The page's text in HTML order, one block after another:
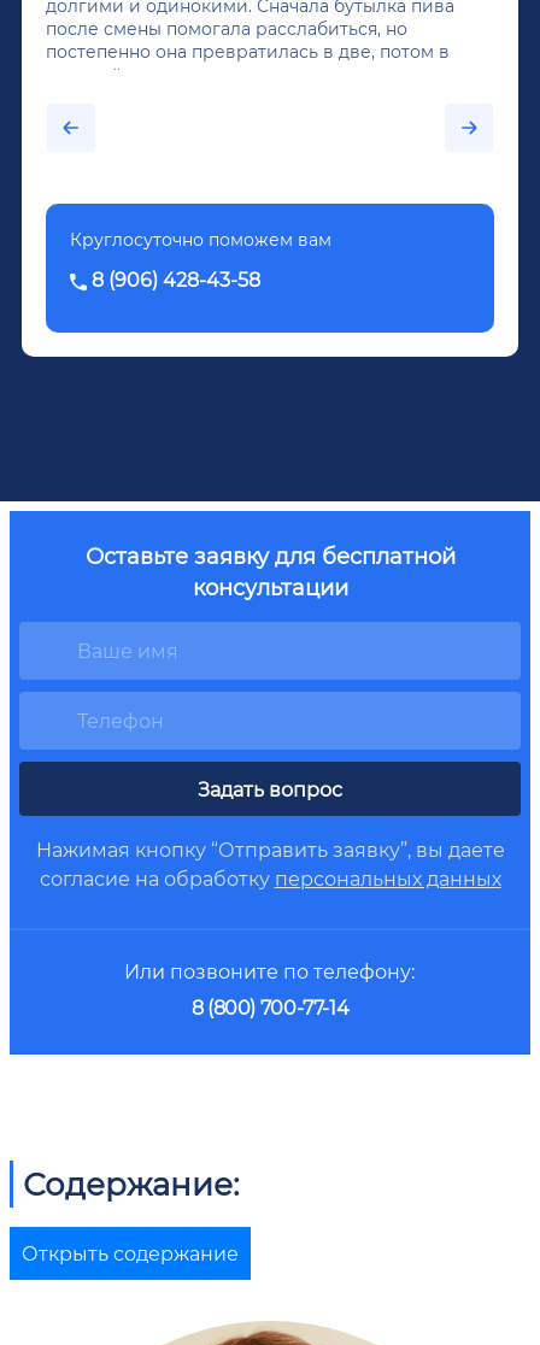
долгими и одинокими. Сначала бутылка пива
после смены помогала расслабиться, но
постепенно она превратилась в две, потом в
крепкий алкоголь, и вот он уже пил почти
было назначено кодирование по методу
Довженко.
Круглосуточно поможем вам
8 (906) 428-43-58
Оставьте заявку для бесплатной
консультации
Задать вопрос
Нажимая кнопку “Отправить заявку”, вы даете
согласие на обработку персональных данных
Или позвоните по телефону:
8 (800) 700-77-14
Содержание:
Открыть содержание